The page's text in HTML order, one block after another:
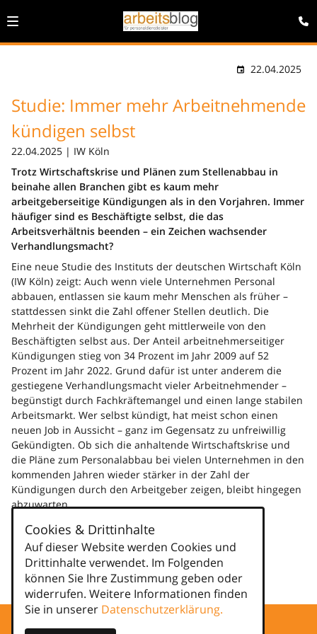
22.04.2025
Studie: Immer mehr Arbeitnehmende
kündigen selbst
22.04.2025 | IW Köln
Trotz Wirtschaftskrise und Plänen zum Stellenabbau in
beinahe allen Branchen gibt es kaum mehr
arbeitgeberseitige Kündigungen als in den Vorjahren. Immer
häufiger sind es Beschäftigte selbst, die das
Arbeitsverhältnis beenden – ein Zeichen wachsender
Verhandlungsmacht?
Eine neue Studie des Instituts der deutschen Wirtschaft Köln
(IW Köln) zeigt: Auch wenn viele Unternehmen Personal
abbauen, entlassen sie kaum mehr Menschen als früher –
stattdessen sinkt die Zahl offener Stellen deutlich. Die
Mehrheit der Kündigungen geht mittlerweile von den
Beschäftigten selbst aus. Der Anteil arbeitnehmerseitiger
Kündigungen stieg von 34 Prozent im Jahr 2009 auf 52
Prozent im Jahr 2022. Grund dafür ist unter anderem die
gestiegene Verhandlungsmacht vieler Arbeitnehmender –
begünstigt durch Fachkräftemangel und einen lange stabilen
Arbeitsmarkt. Wer selbst kündigt, hat meist schon einen
neuen Job in Aussicht – ganz im Gegensatz zu unfreiwillig
Gekündigten. Ob sich die anhaltende Wirtschaftskrise und
die Pläne zum Personalabbau bei vielen Unternehmen in den
kommenden Jahren wieder stärker in der Zahl der
Kündigungen durch den Arbeitgeber zeigen, bleibt hingegen
abzuwarten.
Weiterlesen
Kategorien
news
Cookies & Drittinhalte
Auf dieser Website werden Cookies und
Drittinhalte verwendet. Im Folgenden
können Sie Ihre Zustimmung geben oder
widerrufen. Weitere Informationen finden
Sie in unserer Datenschutzerklärung.